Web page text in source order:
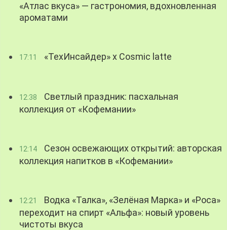
«Атлас вкуса» — гастрономия, вдохновленная
ароматами
17:11 «ТехИнсайдер» х Cosmic latte
12:38
Светлый праздник: пасхальная
коллекция от «Кофемании»
12:14
Сезон освежающих открытий: авторская
коллекция напитков в «Кофемании»
12:21
Водка «Талка», «Зелёная Марка» и «Роса»
переходит на спирт «Альфа»: новый уровень
чистоты вкуса